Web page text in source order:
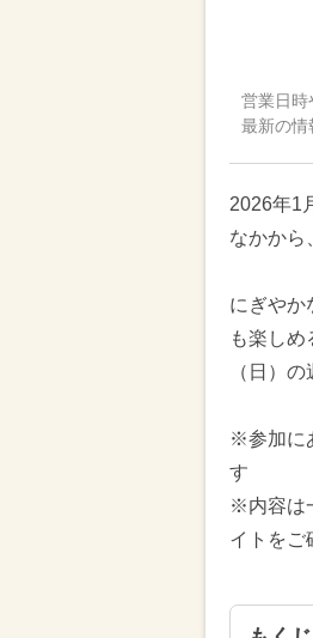
営業日時
最新の情
2026年1
なかから
にぎやか
も楽し
（日）
※参加に
す
※内容は
イトをご